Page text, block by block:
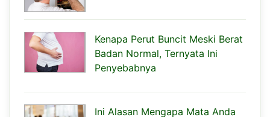
Kenapa Perut Buncit Meski Berat
Badan Normal, Ternyata Ini
Penyebabnya
Ini Alasan Mengapa Mata Anda